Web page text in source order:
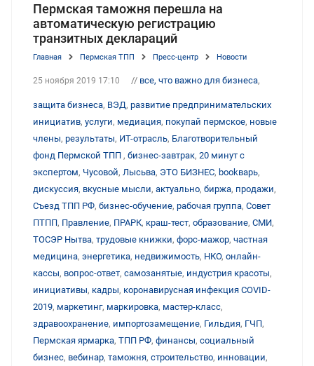
Пермская таможня перешла на
автоматическую регистрацию
транзитных деклараций
Главная Пермская ТПП Пресс-центр Новости
25 ноября 2019 17:10 // все, что важно для бизнеса,
защита бизнеса, ВЭД, развитие предпринимательских
инициатив, услуги, медиация, покупай пермское, новые
члены, результаты, ИТ-отрасль, Благотворительный
фонд Пермской ТПП , бизнес-завтрак, 20 минут с
экспертом, Чусовой, Лысьва, ЭТО БИЗНЕС, bookварь,
дискуссия, вкусные мысли, актуально, биржа, продажи,
Съезд ТПП РФ, бизнес-обучение, рабочая группа, Совет
ПТПП, Правление, ПРАРК, краш-тест, образование, СМИ,
ТОСЭР Нытва, трудовые книжки, форс-мажор, частная
медицина, энергетика, недвижимость, НКО, онлайн-
кассы, вопрос-ответ, самозанятые, индустрия красоты,
инициативы, кадры, коронавирусная инфекция COVID-
2019, маркетинг, маркировка, мастер-класс,
здравоохранение, импортозамещение, Гильдия, ГЧП,
Пермская ярмарка, ТПП РФ, финансы, социальный
бизнес, вебинар, таможня, строительство, инновации,